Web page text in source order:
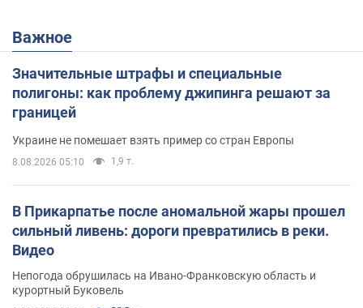
Важное
Значительные штрафы и специальные
полигоны: как проблему джипинга решают за
границей
Украине не помешает взять пример со стран Европы
8.08.2026 05:10 1,9 т.
В Прикарпатье после аномальной жары прошел
сильный ливень: дороги превратились в реки.
Видео
Непогода обрушилась на Ивано-Франковскую область и
курортный Буковель